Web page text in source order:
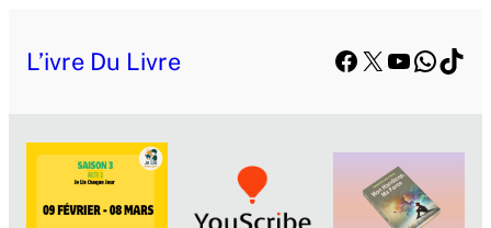
L’ivre Du Livre Facebook
X YouTube